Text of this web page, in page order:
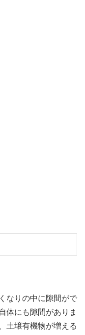
なりの中に隙間がで
体にも隙間がありま
土壌有機物が増える